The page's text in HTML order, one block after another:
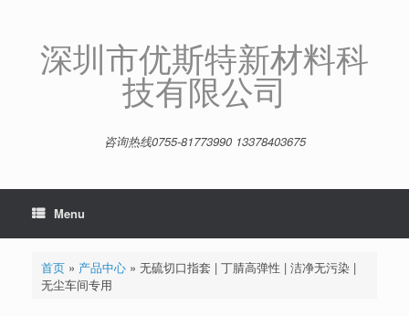
深圳市优斯特新材料科
技有限公司
咨询热线0755-81773990 13378403675
Menu
首页» 产品中心» 无硫切口指套 | 丁腈高弹性 | 洁净无污染 |
无尘车间专用